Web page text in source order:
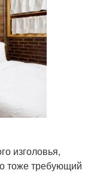
изголовья,
тоже требующий